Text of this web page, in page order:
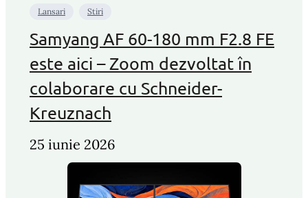
Lansari Stiri
Samyang AF 60-180 mm F2.8 FE
este aici – Zoom dezvoltat în
colaborare cu Schneider-
Kreuznach
25 iunie 2026